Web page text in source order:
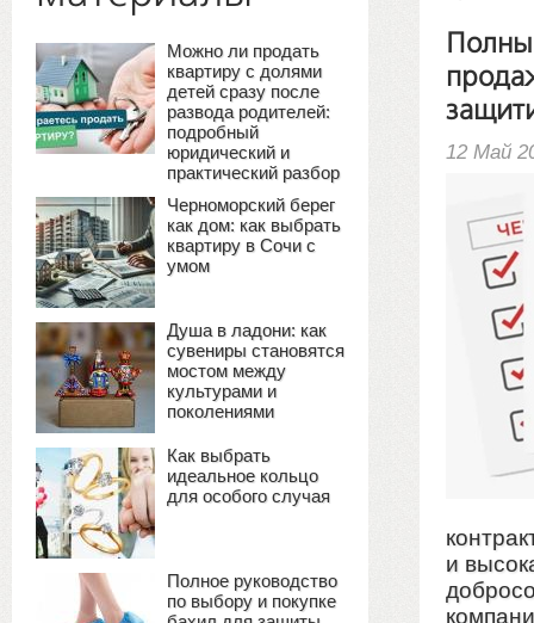
Можно ли продать
квартиру с долями
детей сразу после
развода родителей:
подробный
юридический и
практический разбор
Черноморский берег
как дом: как выбрать
квартиру в Сочи с
умом
Душа в ладони: как
сувениры становятся
мостом между
культурами и
поколениями
Как выбрать
идеальное кольцо
для особого случая
Полное руководство
по выбору и покупке
12 Май
и